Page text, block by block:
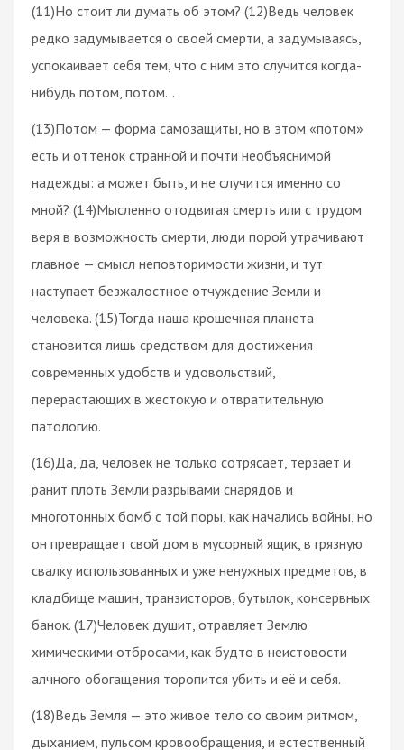
(11)Но стоит ли думать об этом? (12)Ведь человек
редко задумывается о своей смерти, а задумываясь,
успокаивает себя тем, что с ним это случится когда-
нибудь потом, потом…
(13)Потом — форма самозащиты, но в этом «потом»
есть и оттенок странной и почти необъяснимой
надежды: а может быть, и не случится именно со
мной? (14)Мысленно отодвигая смерть или с трудом
веря в возможность смерти, люди порой утрачивают
главное — смысл неповторимости жизни, и тут
наступает безжалостное отчуждение Земли и
человека. (15)Тогда наша крошечная планета
становится лишь средством для достижения
современных удобств и удовольствий,
перерастающих в жестокую и отвратительную
патологию.
(16)Да, да, человек не только сотрясает, терзает и
ранит плоть Земли разрывами снарядов и
многотонных бомб с той поры, как начались войны, но
он превращает свой дом в мусорный ящик, в грязную
свалку использованных и уже ненужных предметов, в
кладбище машин, транзисторов, бутылок, консервных
банок. (17)Человек душит, отравляет Землю
химическими отбросами, как будто в неистовости
алчного обогащения торопится убить и её и себя.
(18)Ведь Земля — это живое тело со своим ритмом,
дыханием, пульсом кровообращения, и естественный